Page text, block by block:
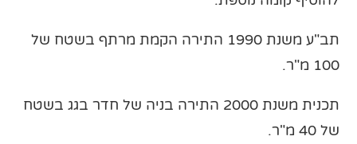
תב"ע משנת 1990 התירה הקמת מרתף בשטח של
100 מ"ר.
תכנית משנת 2000 התירה בניה של חדר בגג בשטח
של 40 מ"ר.